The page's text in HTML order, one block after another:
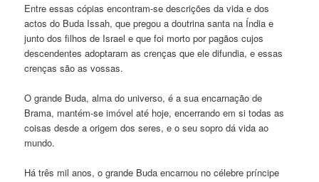
Entre essas cópias encontram-se descrições da vida e dos
actos do Buda Issah, que pregou a doutrina santa na Índia e
junto dos filhos de Israel e que foi morto por pagãos cujos
descendentes adoptaram as crenças que ele difundia, e essas
crenças são as vossas.
O grande Buda, alma do universo, é a sua encarnação de
Brama, mantém-se imóvel até hoje, encerrando em si todas as
coisas desde a origem dos seres, e o seu sopro dá vida ao
mundo.
Há três mil anos, o grande Buda encarnou no célebre príncipe